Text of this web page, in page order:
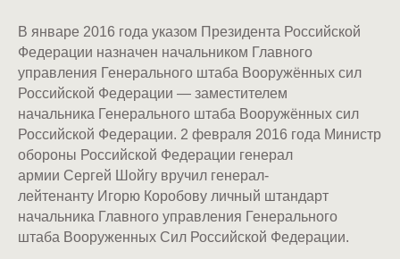
В январе 2016 года указом Президента Российской
Федерации назначен начальником Главного
управления Генерального штаба Вооружённых сил
Российской Федерации — заместителем
начальника Генерального штаба Вооружённых сил
Российской Федерации. 2 февраля 2016 года Министр
обороны Российской Федерации генерал
армии Сергей Шойгу вручил генерал-
лейтенанту Игорю Коробову личный штандарт
начальника Главного управления Генерального
штаба Вооруженных Сил Российской Федерации.